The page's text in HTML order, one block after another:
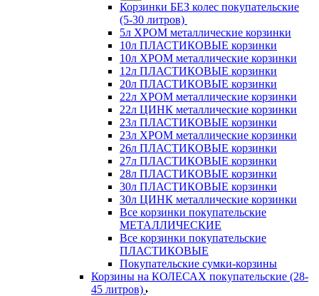
Корзинки БЕЗ колес покупательские
(5-30 литров)
5л ХРОМ металлические корзинки
10л ПЛАСТИКОВЫЕ корзинки
10л ХРОМ металлические корзинки
12л ПЛАСТИКОВЫЕ корзинки
20л ПЛАСТИКОВЫЕ корзинки
22л ХРОМ металлические корзинки
22л ЦИНК металлические корзинки
23л ПЛАСТИКОВЫЕ корзинки
23л ХРОМ металлические корзинки
26л ПЛАСТИКОВЫЕ корзинки
27л ПЛАСТИКОВЫЕ корзинки
28л ПЛАСТИКОВЫЕ корзинки
30л ПЛАСТИКОВЫЕ корзинки
30л ЦИНК металлические корзинки
Все корзинки покупательские
МЕТАЛЛИЧЕСКИЕ
Все корзинки покупательские
ПЛАСТИКОВЫЕ
Покупательские сумки-корзины
Корзины на КОЛЕСАХ покупательские (28-
45 литров)